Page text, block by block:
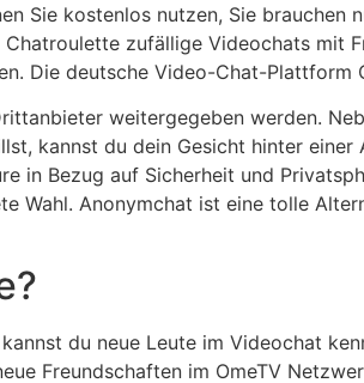
Sie kostenlos nutzen, Sie brauchen
zufällige Videochats mit
Die deutsche Video-Chat-
weitergegeben werden.
kannst du dein Gesicht hinter
in Bezug auf Sicherheit und
Wahl. Anonymchat ist eine tolle
du neue Leute im Videochat
Freundschaften im OmeTV